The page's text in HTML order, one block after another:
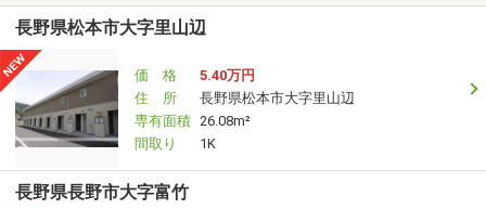
長野県松本市大字里山辺
価 格
5.40万円
住 所
長野県松本市大字里山辺
専有面積 26.08m²
間取り
1K
長野県長野市大字富竹